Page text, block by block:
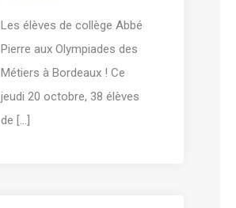
Les élèves de collège Abbé
Pierre aux Olympiades des
Métiers à Bordeaux ! Ce
jeudi 20 octobre, 38 élèves
de [...]